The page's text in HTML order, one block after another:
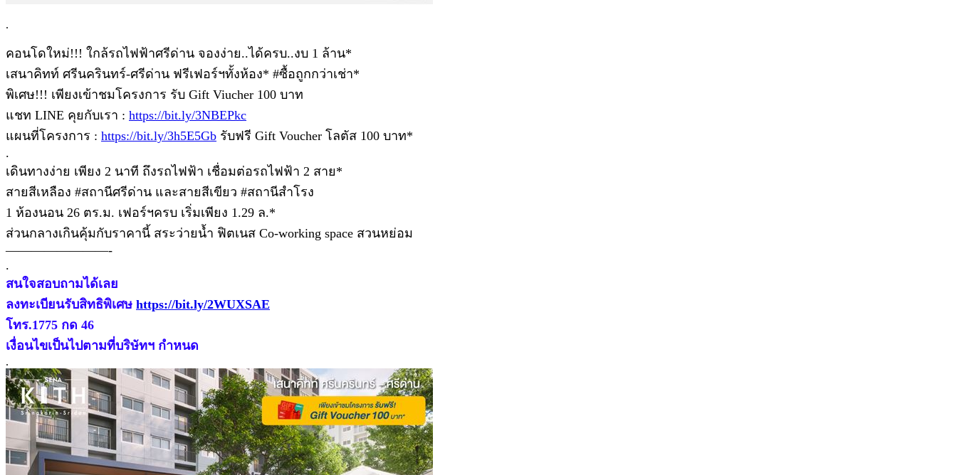
.
คอนโดใหม่!!! ใกล้รถไฟฟ้าศรีด่าน จองง่าย..ได้ครบ..งบ 1 ล้าน*
เสนาคิทท์ ศรีนครินทร์-ศรีด่าน ฟรีเฟอร์ฯทั้งห้อง* #ซื้อถูกกว่าเช่า*
พิเศษ!!! เพียงเข้าชมโครงการ รับ Gift Viucher 100 บาท
แชท LINE คุยกับเรา : https://bit.ly/3NBEPkc
แผนที่โครงการ : https://bit.ly/3h5E5Gb รับฟรี Gift Voucher โลตัส 100 บาท*
.
เดินทางง่าย เพียง 2 นาที ถึงรถไฟฟ้า เชื่อมต่อรถไฟฟ้า 2 สาย*
สายสีเหลือง #สถานีศรีด่าน และสายสีเขียว #สถานีสำโรง
1 ห้องนอน 26 ตร.ม. เฟอร์ฯครบ เริ่มเพียง 1.29 ล.*
ส่วนกลางเกินคุ้มกับราคานี้ สระว่ายน้ำ ฟิตเนส Co-working space สวนหย่อม
————————-
.
สนใจสอบถามได้เลย
ลงทะเบียนรับสิทธิพิเศษ https://bit.ly/2WUXSAE
โทร.1775 กด 46
เงื่อนไขเป็นไปตามที่บริษัทฯ กำหนด
.